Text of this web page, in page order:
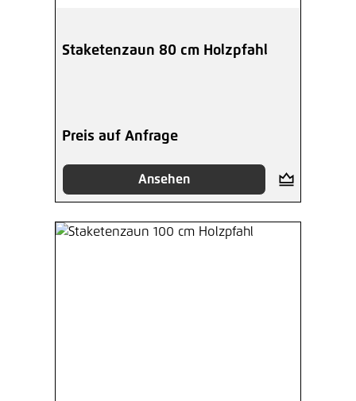
Staketenzaun 80 cm Holzpfahl
Preis auf Anfrage
Ansehen